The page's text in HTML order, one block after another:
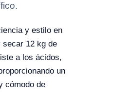
y estilo en
secar 12 kg de
a los ácidos,
un
cómodo de